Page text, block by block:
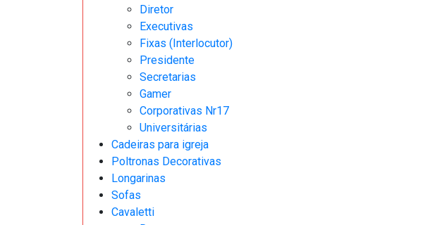
Diretor
Executivas
Fixas (Interlocutor)
Presidente
Secretarias
Gamer
Corporativas Nr17
Universitárias
Cadeiras para igreja
Poltronas Decorativas
Longarinas
Sofas
Cavaletti